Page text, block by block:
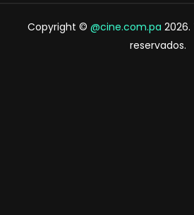
Copyright © @cine.com.pa
reservados.